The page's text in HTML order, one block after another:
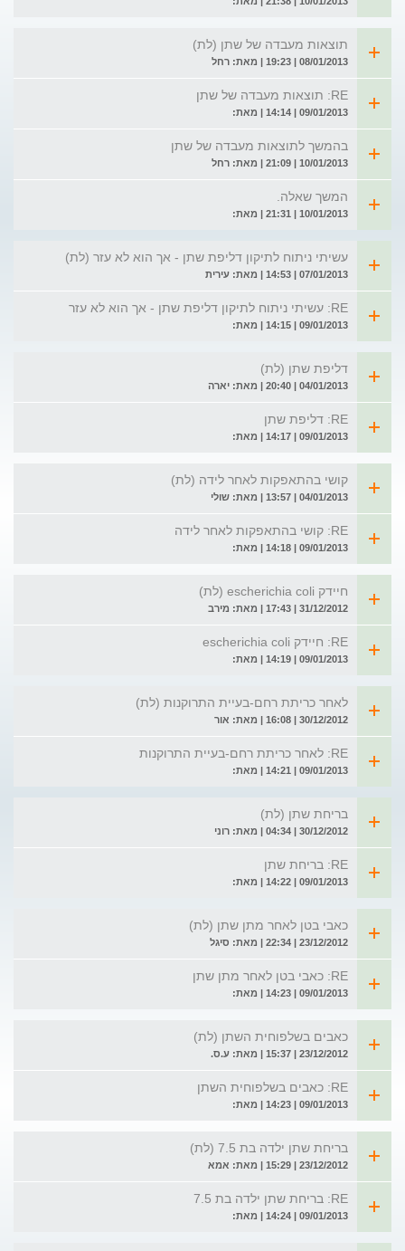
תוצאות מעבדה של שתן (לת)
08/01/2013 | 19:23 | מאת: רחל
RE: תוצאות מעבדה של שתן
09/01/2013 | 14:14 | מאת:
בהמשך לתוצאות מעבדה של שתן
10/01/2013 | 21:09 | מאת: רחל
המשך שאלה.
10/01/2013 | 21:31 | מאת:
עשיתי ניתוח לתיקון דליפת שתן - אך הוא לא עזר (לת)
07/01/2013 | 14:53 | מאת: עירית
RE: עשיתי ניתוח לתיקון דליפת שתן - אך הוא לא עזר
09/01/2013 | 14:15 | מאת:
דליפת שתן (לת)
04/01/2013 | 20:40 | מאת: יארה
RE: דליפת שתן
09/01/2013 | 14:17 | מאת:
קושי בהתאפקות לאחר לידה (לת)
04/01/2013 | 13:57 | מאת: שולי
RE: קושי בהתאפקות לאחר לידה
09/01/2013 | 14:18 | מאת:
חיידק escherichia coli (לת)
31/12/2012 | 17:43 | מאת: מירב
RE: חיידק escherichia coli
09/01/2013 | 14:19 | מאת:
לאחר כריתת רחם-בעיית התרוקנות (לת)
30/12/2012 | 16:08 | מאת: אור
RE: לאחר כריתת רחם-בעיית התרוקנות
09/01/2013 | 14:21 | מאת:
בריחת שתן (לת)
30/12/2012 | 04:34 | מאת: רוני
RE: בריחת שתן
09/01/2013 | 14:22 | מאת:
כאבי בטן לאחר מתן שתן (לת)
23/12/2012 | 22:34 | מאת: סיגל
RE: כאבי בטן לאחר מתן שתן
09/01/2013 | 14:23 | מאת:
כאבים בשלפוחית השתן (לת)
23/12/2012 | 15:37 | מאת: ע.ס.
RE: כאבים בשלפוחית השתן
09/01/2013 | 14:23 | מאת:
בריחת שתן ילדה בת 7.5 (לת)
23/12/2012 | 15:29 | מאת: אמא
RE: בריחת שתן ילדה בת 7.5
09/01/2013 | 14:24 | מאת: